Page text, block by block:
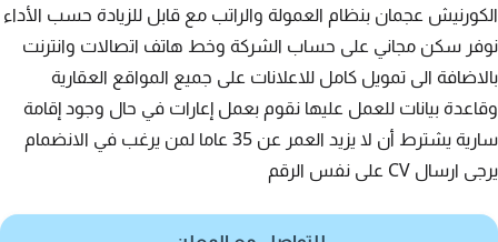
الكورنيش عجمان بنظام العمولة والراتب مع قابل للزيادة حسب الأداء
نوفر سكن مجاني على حساب الشركة وخط هاتف اتصالات وانترنت
بالاضافة الى تمويل كامل للاعلانات على جميع المواقع العقارية
وقاعدة بيانات للعمل عليها نقوم بعمل إعارات في حال وجود إقامة
سارية يشترط أن لا يزيد العمر عن 35 عاما لمن يرغب في الانضمام
يرجى ارسال CV على نفس الرقم